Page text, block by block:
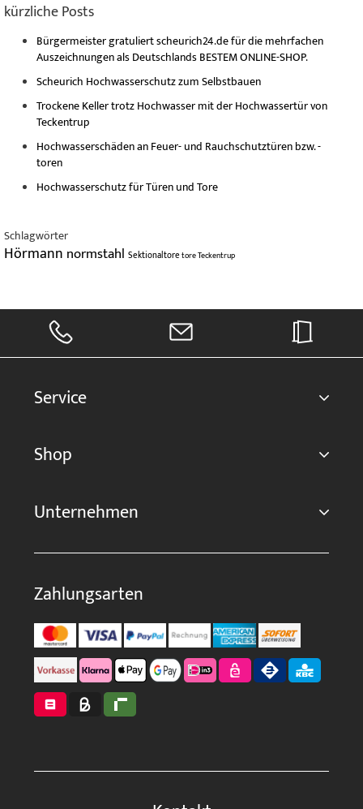
kürzliche Posts
Bürgermeister gratuliert scheurich24.de für die mehrfachen
Auszeichnungen als Deutschlands BESTEM ONLINE-SHOP.
Scheurich Hochwasserschutz zum Selbstbauen
Trockene Keller trotz Hochwasser mit der Hochwassertür von
Teckentrup
Hochwasserschäden an Feuer- und Rauchschutztüren bzw. -
toren
Hochwasserschutz für Türen und Tore
Schlagwörter
Hörmann normstahl SektionaltoretoreTeckentrup
Service
Shop
Unternehmen
Zahlungsarten